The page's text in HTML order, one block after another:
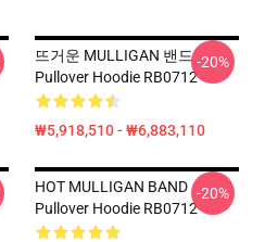
뜨거운 MULLIGAN 밴드
Pullover Hoodie RB0712
₩5,918,510 - ₩6,883,110
-20%
HOT MULLIGAN BAND
Pullover Hoodie RB0712
-20%